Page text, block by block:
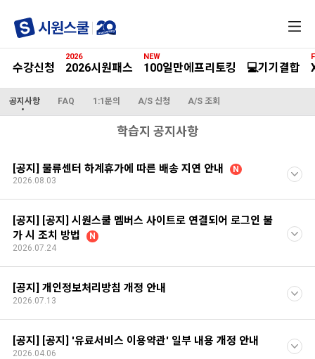
메
수강신청 2026시원패스
2026
100일만에프리토킹
NEW
💻기기결합
공지사항 FAQ 1:1문의 A/S 신청 A/S 조회
학습지 공지사항
[공지] 물류센터 하계휴가에 따른 배송 지연 안내
N
2026.08.03
[공지] [공지] 시원스쿨 멤버스 사이트로 연결되어 로그인 불
가 시 조치 방법
N
2026.07.24
[공지] 개인정보처리방침 개정 안내
2026.07.13
[공지] [공지] '유료서비스 이용약관' 일부 내용 개정 안내
2026.04.06